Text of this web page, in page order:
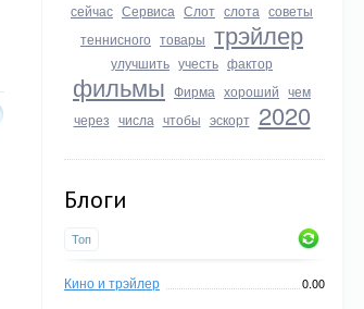
сейчас Сервиса Слот слота советы
теннисного товары трэйлер
улучшить учесть фактор
фильмы Фирма хороший чем
через числа чтобы эскорт 2020
Блоги
Топ
Кино и трэйлер 0.00